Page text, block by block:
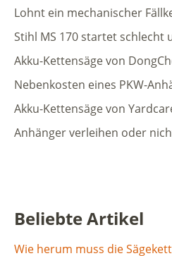
Lohnt ein mechanischer
Stihl MS 170 startet schlecht
Akku-Kettensäge von
Nebenkosten eines PKW-
Akku-Kettensäge von
Anhänger verleihen oder
Beliebte Artikel
Wie herum muss die